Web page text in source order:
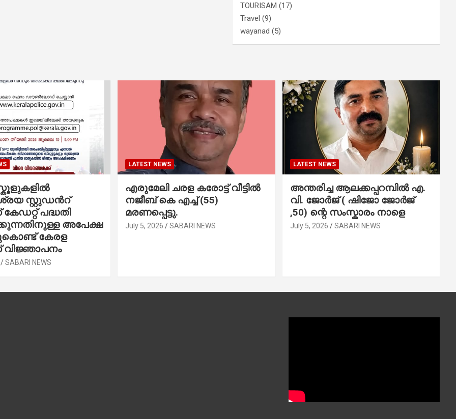
TOURISAM (17)
Travel (9)
wayanad (5)
സ്റ്റുഡന്‍റ്
പദ്ധതി
അപേക്ഷ
കേരള
SABARI NEWS
LATEST NEWS
എരുമേലി ചരള കരോട്ട് വീട്ടിൽ
നജീബ് കെ എച്ച് (55)
മരണപ്പെട്ടു.
July 5, 2026 SABARI NEWS
LATEST NEWS
അന്തരിച്ച ആ​ല​ക്ക​പ്പ​റമ്പിൽ​ എ.​
വി. ജോ​ർ​ജ് ( ഷിജോ ജോർജ്
,50) ന്റെ സംസ്കാരം നാളെ
July 5, 2026 SABARI NEWS